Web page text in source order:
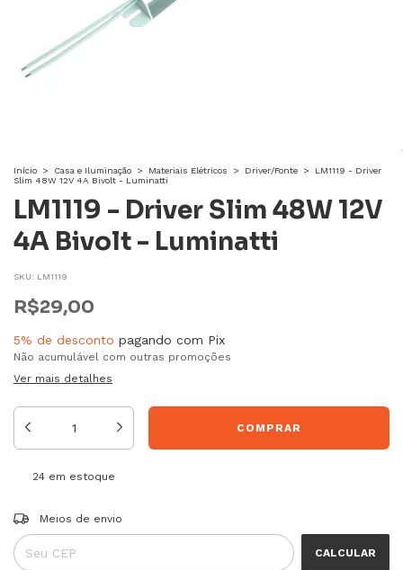
Início > Casa e Iluminação > Materiais Elétricos > Driver/Fonte >
LM1119 - Driver
Slim 48W 12V 4A Bivolt - Luminatti
LM1119 - Driver Slim 48W 12V
4A Bivolt - Luminatti
SKU: LM1119
R$29,00
5% de desconto pagando com Pix
Não acumulável com outras promoções
Ver mais detalhes
24 em estoque
Entregas para o CEP:
Meios de envio
CALCULAR